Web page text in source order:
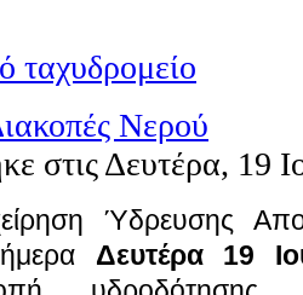
Νερού
στις Δευτέρα, 19
Ύδρευσης
Δευτέρα 19